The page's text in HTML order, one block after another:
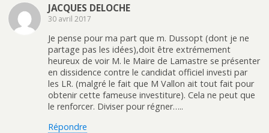
JACQUES DELOCHE
30 avril 2017
Je pense pour ma part que m. Dussopt (dont je ne
partage pas les idées),doit être extrémement
heureux de voir M. le Maire de Lamastre se présenter
en dissidence contre le candidat officiel investi par
les LR. (malgré le fait que M Vallon ait tout fait pour
obtenir cette fameuse investiture). Cela ne peut que
le renforcer. Diviser pour régner…..
Répondre